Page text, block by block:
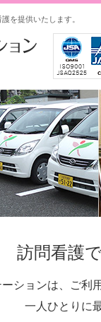
を提供いたします。
訪問看護
ションは、ご利
一人ひとりに